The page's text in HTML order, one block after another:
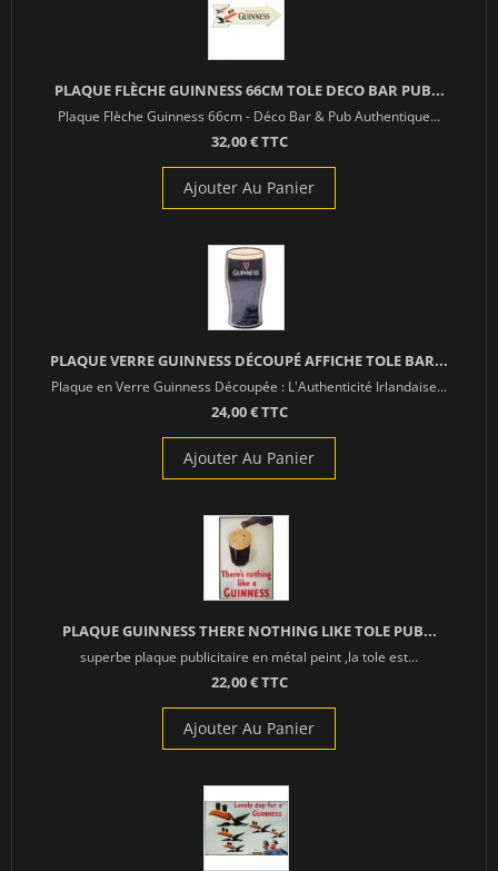
PLAQUE FLÈCHE GUINNESS 66CM TOLE DECO BAR PUB...
Plaque Flèche Guinness 66cm - Déco Bar & Pub Authentique...
32,00 € TTC
Ajouter Au Panier
PLAQUE VERRE GUINNESS DÉCOUPÉ AFFICHE TOLE BAR...
Plaque en Verre Guinness Découpée : L'Authenticité Irlandaise...
24,00 € TTC
Ajouter Au Panier
PLAQUE GUINNESS THERE NOTHING LIKE TOLE PUB...
superbe plaque publicitaire en métal peint ,la tole est...
22,00 € TTC
Ajouter Au Panier